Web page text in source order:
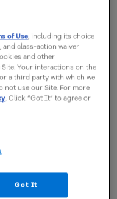
artificial de
of Use, including its choice
class-action waiver
and other
Your interactions on the
a third party with which we
not use our Site. For more
. Click “Got It” to agree or
Got It